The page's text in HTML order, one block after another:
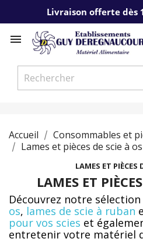
Livraison offerte dès

Accueil Consommables et
Lames et pièces de scie à os
LAMES ET PIÈCES
LAMES ET
Découvrez notre sélection
os, lames de scie à ruban
pour vos scies et
entretenir votre matériel